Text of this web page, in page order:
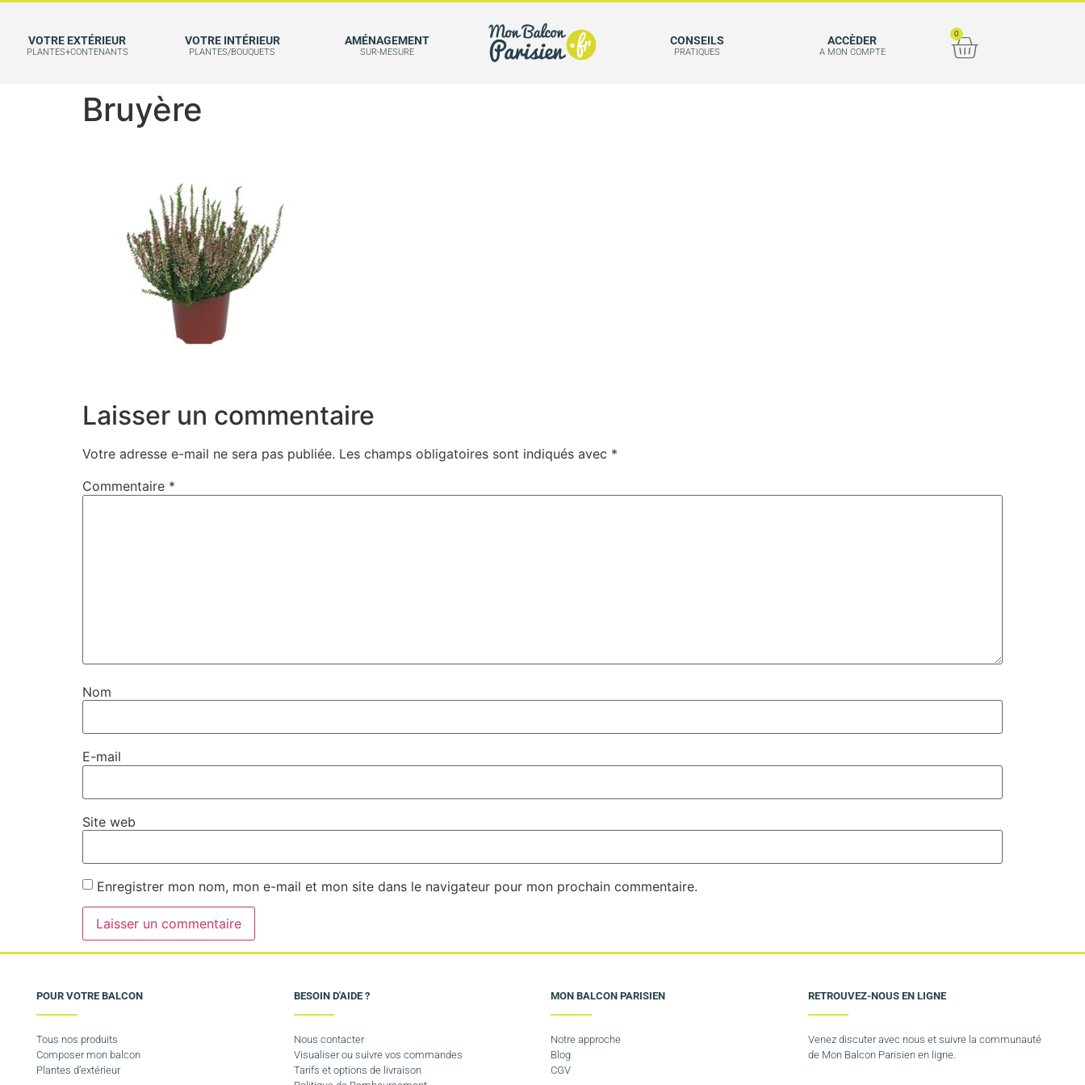
VOTRE EXTÉRIEUR
PLANTES+CONTENANTS
VOTRE INTÉRIEUR
PLANTES/BOUQUETS
AMÉNAGEMENT
SUR-MESURE
CONSEILS
PRATIQUES
ACCÈDER
A MON COMPTE
0
Bruyère
Laisser un commentaire
Votre adresse e-mail ne sera pas publiée. Les champs obligatoires sont indiqués avec *
Commentaire *
Nom
E-mail
Site web
Enregistrer mon nom, mon e-mail et mon site dans le navigateur pour mon prochain commentaire.
POUR VOTRE BALCON
Tous nos produits
Composer mon balcon
Plantes d’extérieur
BESOIN D'AIDE ?
Nous contacter
Visualiser ou suivre vos commandes
Tarifs et options de livraison
MON BALCON PARISIEN
Notre approche
Blog
CGV
RETROUVEZ-NOUS EN LIGNE
Venez discuter avec nous et suivre la communauté
de Mon Balcon Parisien en ligne.